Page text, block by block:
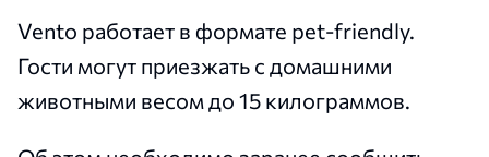
Vento работает в формате pet-friendly.
Гости могут приезжать с домашними
животными весом до 15 килограммов.